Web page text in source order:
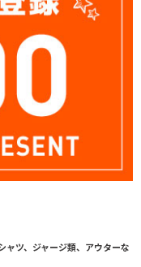
ャツ、ジャージ類、アウターな